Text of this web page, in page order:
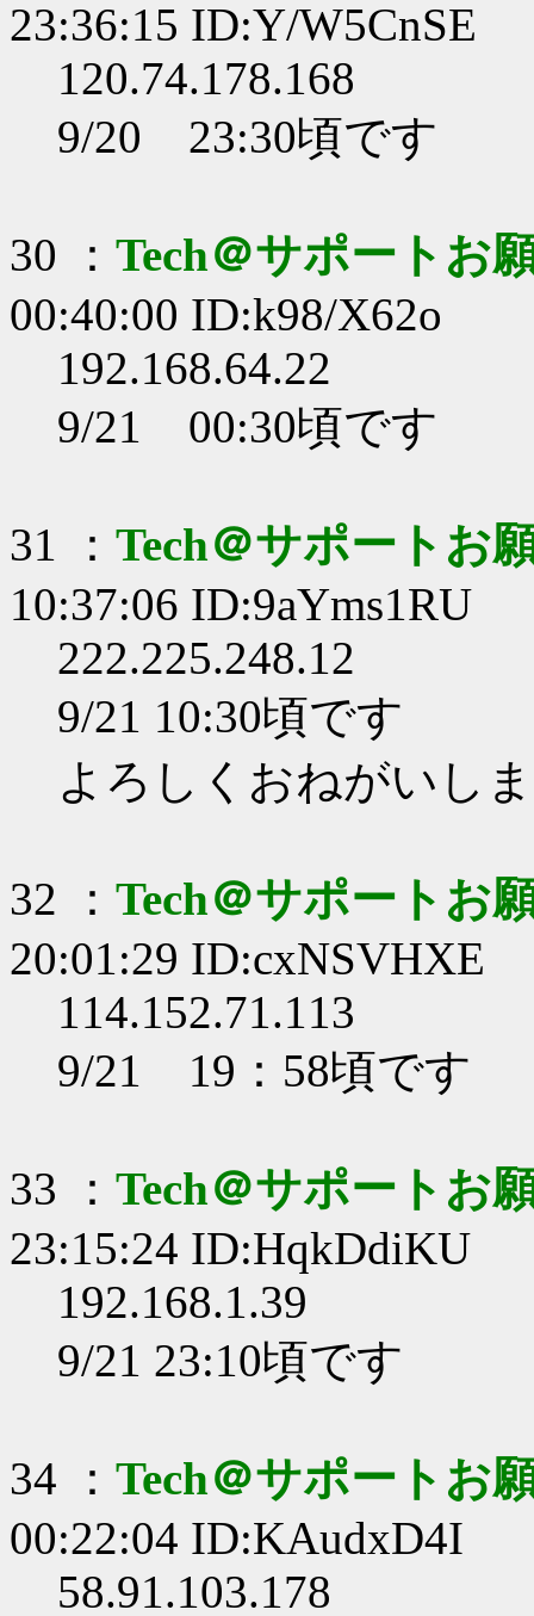
23:36:15 ID:Y/W5CnSE
120.74.178.168
9/20 23:30頃です
30 ： Tech＠サポートお
00:40:00 ID:k98/X62o
192.168.64.22
9/21 00:30頃です
31 ： Tech＠サポートお
10:37:06 ID:9aYms1RU
222.225.248.12
9/21 10:30頃です
よろしくおねがいし
32 ： Tech＠サポートお
20:01:29 ID:cxNSVHXE
114.152.71.113
9/21 19：58頃です
33 ： Tech＠サポートお
23:15:24 ID:HqkDdiKU
192.168.1.39
9/21 23:10頃です
34 ： Tech＠サポートお
00:22:04 ID:KAudxD4I
58.91.103.178